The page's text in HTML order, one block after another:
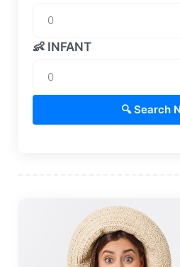
👶 INFANT
🔍 Search